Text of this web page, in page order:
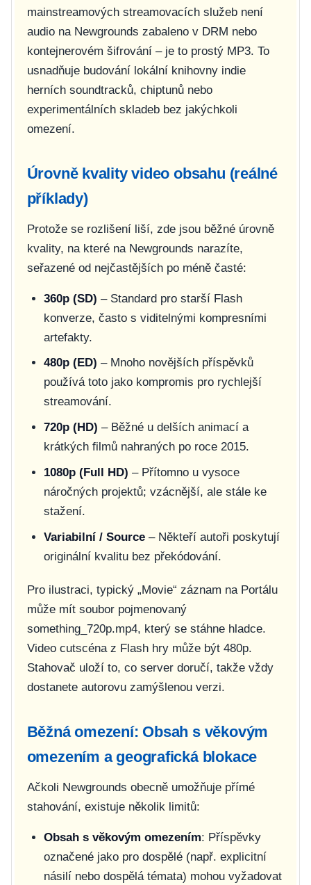
mainstreamových streamovacích služeb není
audio na Newgrounds zabaleno v DRM nebo
kontejnerovém šifrování – je to prostý MP3. To
usnadňuje budování lokální knihovny indie
herních soundtracků, chiptunů nebo
experimentálních skladeb bez jakýchkoli
omezení.
Úrovně kvality video obsahu (reálné
příklady)
Protože se rozlišení liší, zde jsou běžné úrovně
kvality, na které na Newgrounds narazíte,
seřazené od nejčastějších po méně časté:
360p (SD) – Standard pro starší Flash
konverze, často s viditelnými kompresními
artefakty.
480p (ED) – Mnoho novějších příspěvků
používá toto jako kompromis pro rychlejší
streamování.
720p (HD) – Běžné u delších animací a
krátkých filmů nahraných po roce 2015.
1080p (Full HD) – Přítomno u vysoce
náročných projektů; vzácnější, ale stále ke
stažení.
Variabilní / Source– Někteří autoři poskytují
originální kvalitu bez překódování.
Pro ilustraci, typický „Movie“ záznam na Portálu
může mít soubor pojmenovaný
something_720p.mp4, který se stáhne hladce.
Video cutscéna z Flash hry může být 480p.
Stahovač uloží to, co server doručí, takže vždy
dostanete autorovu zamýšlenou verzi.
Běžná omezení: Obsah s věkovým
omezením a geografická blokace
Ačkoli Newgrounds obecně umožňuje přímé
stahování, existuje několik limitů:
Obsah s věkovým omezením: Příspěvky
označené jako pro dospělé (např. explicitní
násilí nebo dospělá témata) mohou vyžadovat